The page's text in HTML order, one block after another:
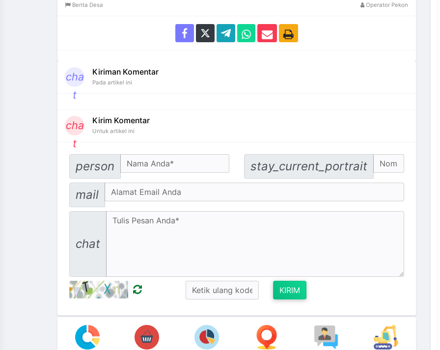
Berita Desa Operator Pekon
cha
t
Kiriman Komentar
Pada artikel ini
cha
t
Kirim Komentar
Untuk artikel ini
person stay_current_portrait
Email address
mail
chat
KIRIM